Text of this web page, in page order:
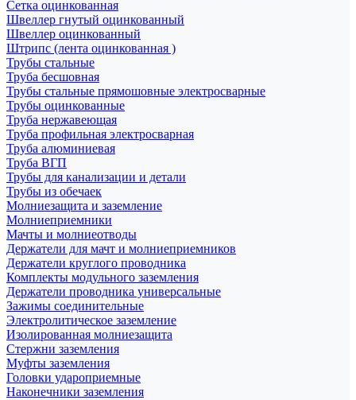
Сетка оцинкованная
Швеллер гнутый оцинкованный
Швеллер оцинкованный
Штрипс (лента оцинкованная )
Трубы стальные
Труба бесшовная
Трубы стальные прямошовные электросварные
Трубы оцинкованные
Труба нержавеющая
Труба профильная электросварная
Труба алюминиевая
Труба ВГП
Трубы для канализации и детали
Трубы из обечаек
Молниезащита и заземление
Молниеприемники
Мачты и молниеотводы
Держатели для мачт и молниеприемников
Держатели круглого проводника
Комплекты модульного заземления
Держатели проводника универсальные
Зажимы соединительные
Электролитическое заземление
Изолированная молниезащита
Стержни заземления
Муфты заземления
Головки удароприемные
Наконечники заземления